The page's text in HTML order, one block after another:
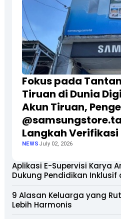
Fokus pada
Tiruan di Dunia
Akun Tiruan,
Langkah Verifikasi
NEWS July 02, 2026
Aplikasi E-Supervisi Karya
Dukung Pendidikan
9 Alasan Keluarga yang
Lebih Harmonis